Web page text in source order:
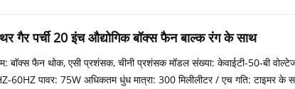
गैर पर्ची 20 इंच औद्योगिक बॉक्स फैन बाल्क रंग के साथ
बॉक्स फैन थोक, एसी प्रशंसक, चीनी प्रशंसक मॉडल संख्या: केवाईटी-50-बी
60HZ पावर: 75W अधिकतम धुंध मात्रा: 300 मिलीलीटर / एच गति: टाइमर के